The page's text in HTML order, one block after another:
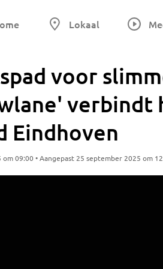
Lokaal
voor
verbindt
Eindhoven
om 09:00 • Aangepast 25 september 2025 om